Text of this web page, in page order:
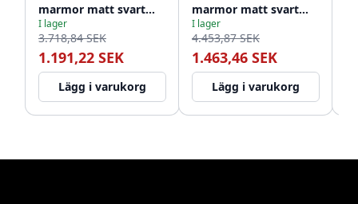
marmor matt svart
1208953896
I lager
3.718,84 SEK
1.191,22 SEK
Lägg i varukorg
marmor matt svart
1208953898
I lager
4.453,87 SEK
1.463,46 SEK
Lägg i varukorg